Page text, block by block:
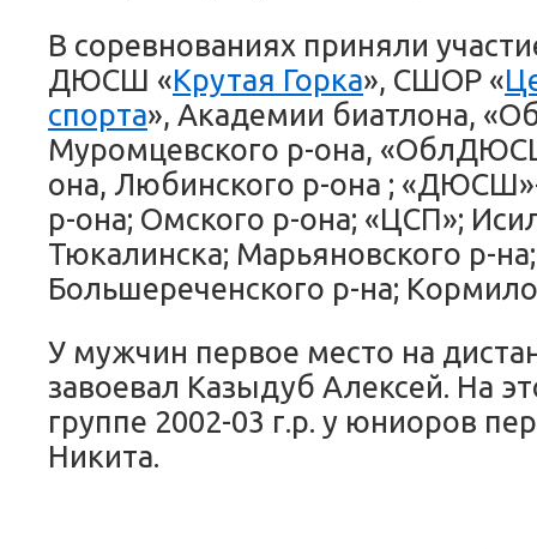
В соревнованиях приняли
ДЮСШ «Крутая Горка», СШОР «
спорта», Академии биатлона,
Муромцевского р-она,
она, Любинского р-она ;
р-она; Омского р-она; «ЦСП»;
Тюкалинска; Марьяновского р-на;
Большереченского р-на;
У мужчин первое место на
завоевал Казыдуб Алексей. На
группе 2002-03 г.р. у юниоров
Никита.